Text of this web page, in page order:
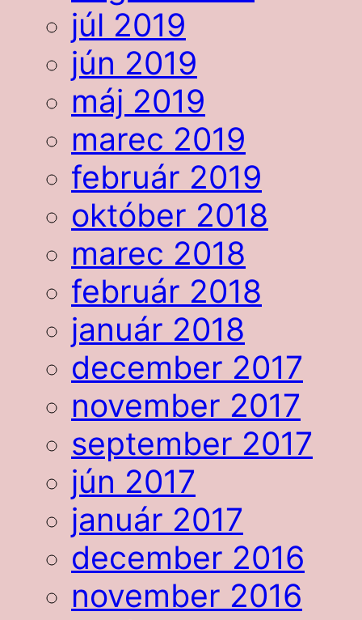
júl 2019
jún 2019
máj 2019
marec 2019
február 2019
október 2018
marec 2018
február 2018
január 2018
december 2017
november 2017
september 2017
jún 2017
január 2017
december 2016
november 2016